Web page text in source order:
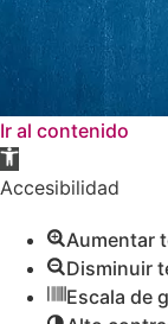
Ir al contenido
Abrir
barra
herramientas
Accesibilidad
Aumentar
Disminuir
Escala de